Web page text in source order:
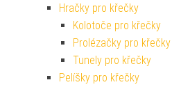
Hračky pro křečky
Kolotoče pro křečky
Prolézačky pro křečky
Tunely pro křečky
Pelíšky pro křečky